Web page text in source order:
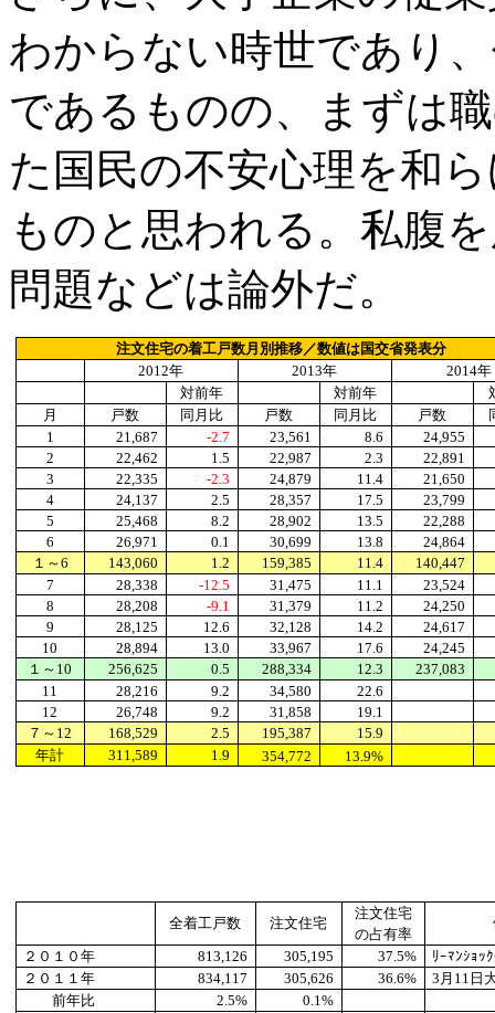
わからない時世であり
であるものの、まずは
た国民の不安心理を和
ものと思われる。私腹
問題などは論外だ。
注文住宅の着工戸数月別推移／数値は国交省発表分
2012年 2013年 2014年
対前年
対前年
月
戸数 同月比 戸数 同月比 戸数
1
21,687 -2.7 23,561 8.6
24,955
2
22,462 1.5 22,987 2.3
22,891
3
22,335 -2.3 24,879 11.4
21,650
4
24,137 2.5 28,357 17.5
23,799
5
25,468 8.2 28,902 13.5
22,288
6
26,971 0.1 30,699 13.8
24,864
１～6
143,060 1.2 159,385 11.4
140,447
7
28,338 -12.5 31,475 11.1
23,524
8
28,208 -9.1 31,379 11.2
24,250
9
28,125 12.6 32,128 14.2
24,617
10
28,894 13.0 33,967 17.6
24,245
１～10
256,625 0.5 288,334 12.3
237,083
11
28,216 9.2 34,580
22.6
12
26,748 9.2 31,858
19.1
７～12
168,529 2.5 195,387
15.9
年計
311,589 1.9 354,772 13.9%
全着工戸数 注文住宅
注文住宅
の占有率
２０１０年
813,126 305,195 37.5%
ﾘｰﾏﾝｼｮｯ
２０１１年
834,117 305,626 36.6% 3 月11日
前年比
2.5%
0.1%